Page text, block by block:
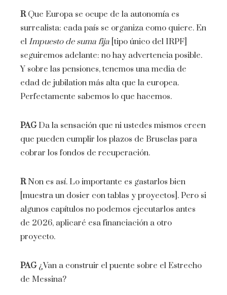
RQue Europa se ocupe de la autonomía es
surrealista: cada país se organiza como quiere. En
el Impuesto de suma fija [tipo único del IRPF]
seguiremos adelante: no hay advertencia posible.
Y sobre las pensiones, tenemos una media de
edad de jubilation más alta que la europea.
Perfectamente sabemos lo que hacemos.
PAGDa la sensación que ni ustedes mismos creen
que pueden cumplir los plazos de Bruselas para
cobrar los fondos de recuperación.
RNon es así. Lo importante es gastarlos bien
[muestra un dosier con tablas y proyectos]. Pero si
algunos capítulos no podemos ejecutarlos antes
de 2026, aplicaré esa financiación a otro
proyecto.
PAG¿Van a construir el puente sobre el Estrecho
de Messina?